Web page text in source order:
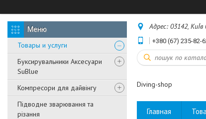
Товары и услуги
Буксирувальники Аксесуари
SuBlue
Компресори для дайвінгу
Підводне зварювання та
різання
Адрес: 03142, КиЇв
+380 (67) 235-82-
Diving-shop
Главная